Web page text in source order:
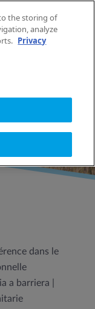
IT
dans le
a barriera |
the storing of
analyze
Privacy